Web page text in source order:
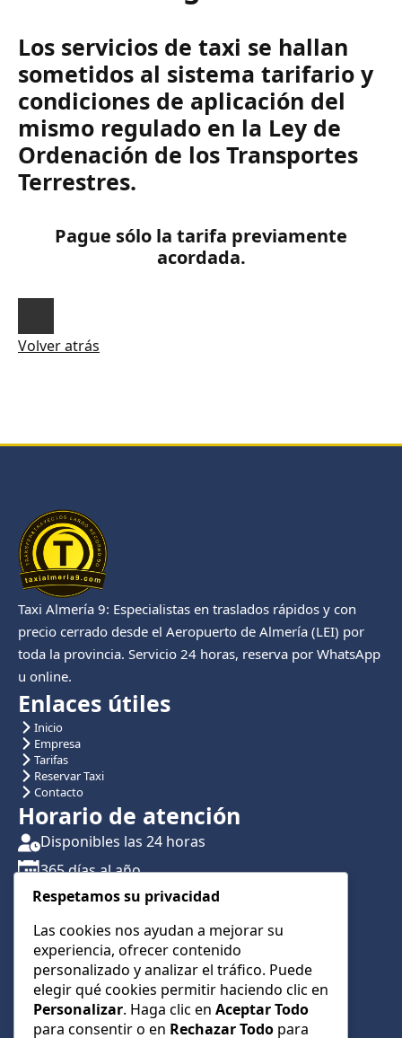
Los servicios de taxi se hallan
sometidos al sistema tarifario y
condiciones de aplicación del
mismo regulado en la Ley de
Ordenación de los Transportes
Terrestres.
Pague sólo la tarifa previamente
acordada.
Volver atrás
Taxi Almería 9: Especialistas en traslados rápidos y con
precio cerrado desde el Aeropuerto de Almería (LEI) por
toda la provincia. Servicio 24 horas, reserva por WhatsApp
u online.
Enlaces útiles
Inicio
Empresa
Tarifas
Reservar Taxi
Contacto
Horario de atención
Disponibles las 24 horas
365 días al año
Traslados con reserva previa
Atención por teléfono y WhatsApp 24/7
CONTÁCTANOS
+34 622 01 23 74
+34 622 01 23 74
Respetamos su privacidad
Las cookies nos ayudan a mejorar su
experiencia, ofrecer contenido
personalizado y analizar el tráfico. Puede
elegir qué cookies permitir haciendo clic en
Personalizar. Haga clic en Aceptar Todo
para consentir o en Rechazar Todo para